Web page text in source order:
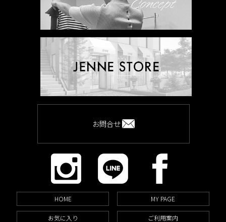
お問合せ
HOME MY PAGE
お気に入り ご利用案内